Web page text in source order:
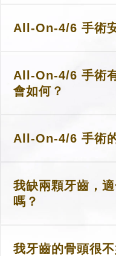
All-On-4/6 手術
All-On-4/6 手術
會如何？
All-On-4/6 手術
我缺兩顆牙齒，
嗎？
我牙齒的骨頭很